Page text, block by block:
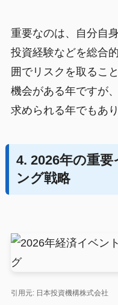
重要なのは、自分自
投資経験などを総合
囲でリスクを取るこ
機会がある年ですが
求められる年でもあり
4. 2026年の重
ング戦略
引用元: 日本投資機構株式会社